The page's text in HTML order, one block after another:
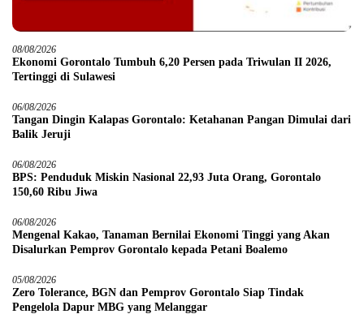
08/08/2026
Ekonomi Gorontalo Tumbuh 6,20 Persen pada Triwulan II 2026,
Tertinggi di Sulawesi
06/08/2026
Tangan Dingin Kalapas Gorontalo: Ketahanan Pangan Dimulai dari
Balik Jeruji
06/08/2026
BPS: Penduduk Miskin Nasional 22,93 Juta Orang, Gorontalo
150,60 Ribu Jiwa
06/08/2026
Mengenal Kakao, Tanaman Bernilai Ekonomi Tinggi yang Akan
Disalurkan Pemprov Gorontalo kepada Petani Boalemo
05/08/2026
Zero Tolerance, BGN dan Pemprov Gorontalo Siap Tindak
Pengelola Dapur MBG yang Melanggar